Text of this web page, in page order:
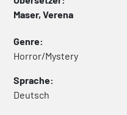
Maser, Verena
Genre:
Horror/Mystery
Sprache:
Deutsch